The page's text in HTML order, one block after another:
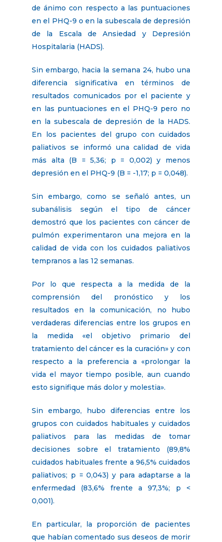
de ánimo con respecto a las puntuaciones
en el PHQ-9 o en la subescala de depresión
de la Escala de Ansiedad y Depresión
Hospitalaria (HADS).
Sin embargo, hacia la semana 24, hubo una
diferencia significativa en términos de
resultados comunicados por el paciente y
en las puntuaciones en el PHQ-9 pero no
en la subescala de depresión de la HADS.
En los pacientes del grupo con cuidados
paliativos se informó una calidad de vida
más alta (B = 5,36; p = 0,002) y menos
depresión en el PHQ-9 (B = -1,17; p = 0,048).
Sin embargo, como se señaló antes, un
subanálisis según el tipo de cáncer
demostró que los pacientes con cáncer de
pulmón experimentaron una mejora en la
calidad de vida con los cuidados paliativos
tempranos a las 12 semanas.
Por lo que respecta a la medida de la
comprensión del pronóstico y los
resultados en la comunicación, no hubo
verdaderas diferencias entre los grupos en
la medida «el objetivo primario del
tratamiento del cáncer es la curación» y con
respecto a la preferencia a «prolongar la
vida el mayor tiempo posible, aun cuando
esto signifique más dolor y molestia».
Sin embargo, hubo diferencias entre los
grupos con cuidados habituales y cuidados
paliativos para las medidas de tomar
decisiones sobre el tratamiento (89,8%
cuidados habituales frente a 96,5% cuidados
paliativos; p = 0,043) y para adaptarse a la
enfermedad (83,6% frente a 97,3%; p <
0,001).
En particular, la proporción de pacientes
que habían comentado sus deseos de morir